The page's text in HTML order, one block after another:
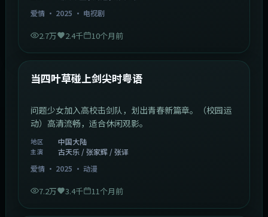
爱情· 2025 · 电视剧
2.7万 2.4千 10个月前
最新
当四叶草碰上剑尖时粤语
问题少女加入高校击剑队，划出青春新篇章。（校园运
动）高清流畅，适合休闲观影。
地区 中国大陆
主演
古天乐 / 张家辉 / 张译
爱情· 2025 · 动漫
7.2万 3.4千 11个月前